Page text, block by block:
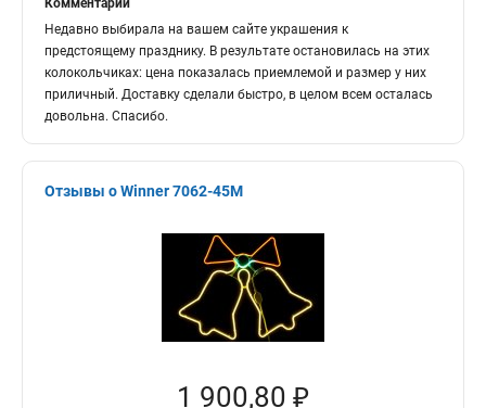
Комментарий
Недавно выбирала на вашем сайте украшения к
предстоящему празднику. В результате остановилась на этих
колокольчиках: цена показалась приемлемой и размер у них
приличный. Доставку сделали быстро, в целом всем осталась
довольна. Спасибо.
Отзывы о Winner 7062-45M
1 900,80 ₽